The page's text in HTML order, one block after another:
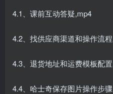
4.1、课前互动答疑,mp4
4.2、找供应商渠道和操作流
4.3、退货地址和运费模板配
4.4、哈士奇保存图片操作步